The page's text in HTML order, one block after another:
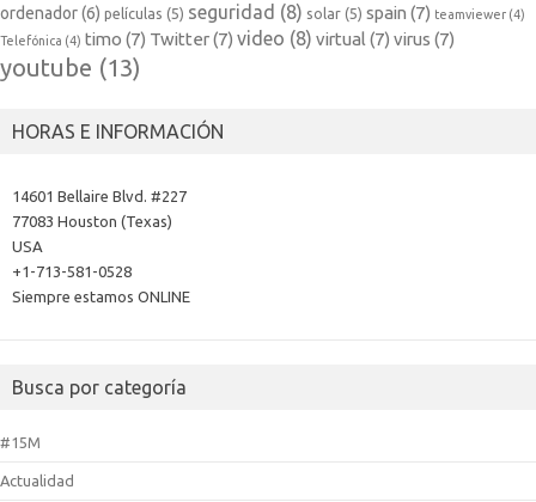
ordenador(6) películas (5) seguridad (8) solar (5) spain (7) teamviewer (4)
Telefónica (4) timo (7) Twitter(7) video (8) virtual (7) virus (7)
youtube (13)
HORAS E INFORMACIÓN
14601 Bellaire Blvd. #227
77083 Houston (Texas)
USA
+1-713-581-0528
Siempre estamos ONLINE
Busca por categoría
#15M
Actualidad